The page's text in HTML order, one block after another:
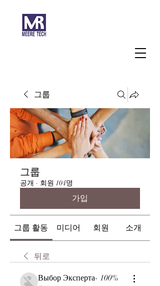
그룹
그룹
공개 · 회원 104명
가입
그룹 활동 미디어 회원 소개
뒤로
Выбор Эксперта- 100%